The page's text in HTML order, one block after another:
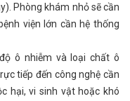
Phòng khám nhỏ sẽ cần
viện lớn cần hệ thống
ô nhiễm và loại chất ô
tiếp đến công nghệ cần
hại, vi sinh vật hoặc khó